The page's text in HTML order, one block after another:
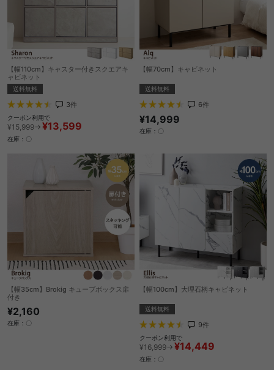
【幅110cm】キャスター付きスクエアキ
ャビネット
送料無料
3件
クーポン利用で
¥15,999→ ¥13,599
在庫：〇
【幅70cm】キャビネット
送料無料
6件
¥14,999
在庫：〇
【幅35cm】Brokig キューブボックス扉
付き
¥2,160
在庫：〇
【幅100cm】大理石柄キャビネット
送料無料
9件
クーポン利用で
¥16,999→ ¥14,449
在庫：〇